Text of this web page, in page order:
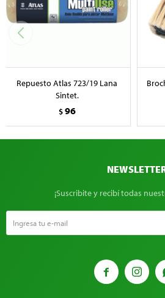
Repuesto Atlas 723/19 Lana
Sintet.
$ 96
 
¡Suscribite y recibí todas